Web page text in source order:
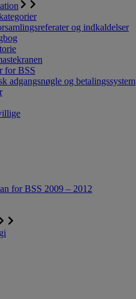
og indkaldelser
for BSS
adgangsnøgle og betalingssystem
for BSS 2009 – 2012